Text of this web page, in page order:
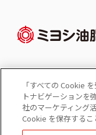
Cookie 設定
コーポレートサイト
個人情報の保護
ソーシャルメディア
「すべての Cookie
トナビゲーションを
社のマーケティング
Cookie を保存するこ